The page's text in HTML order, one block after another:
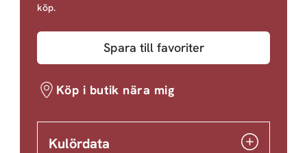
köp.
Spara till favoriter
Köp i butik nära mig
Kulördata